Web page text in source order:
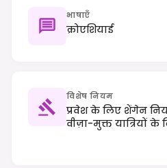
भाषाएँ
क्रोएशियाई
विशेष नियम
प्रवेश के लिए शेंगेन
वीज़ा-मुक्त यात्रियों के